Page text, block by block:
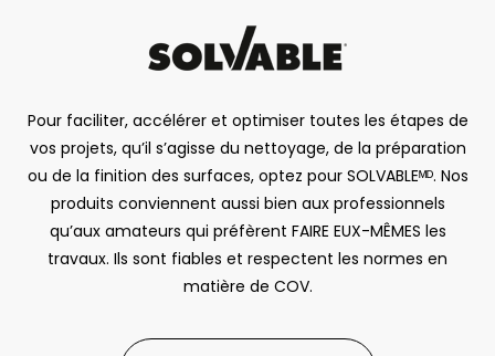
Pour faciliter, accélérer et optimiser toutes les étapes de
vos projets, qu’il s’agisse du nettoyage, de la préparation
ou de la finition des surfaces, optez pour SOLVABLEᴹᴰ. Nos
produits conviennent aussi bien aux professionnels
qu’aux amateurs qui préfèrent FAIRE EUX-MÊMES les
travaux. Ils sont fiables et respectent les normes en
matière de COV.